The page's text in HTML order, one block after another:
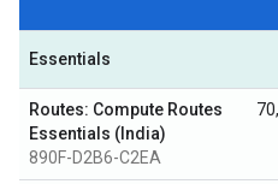
Essentials
Routes: Compute Routes
Essentials (India)
890F-D2B6-C2EA